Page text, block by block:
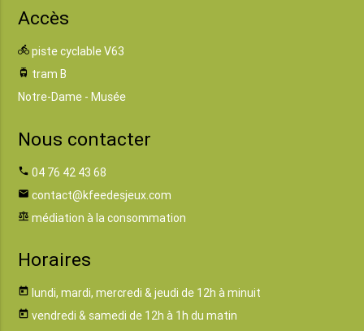
Accès
directions_bike piste cyclable V63
tram tram B
Notre-Dame - Musée
Nous contacter
phone 04 76 42 43 68
email contact@kfeedesjeux.com
balance médiation à la consommation
Horaires
today lundi, mardi, mercredi & jeudi de 12h à minuit
today vendredi & samedi de 12h à 1h du matin